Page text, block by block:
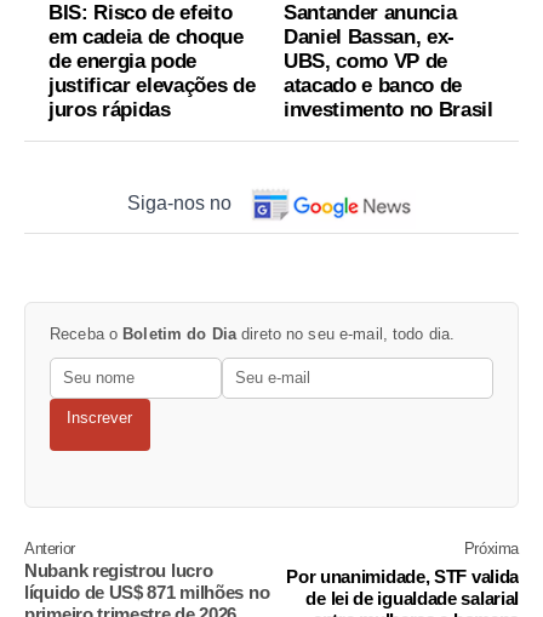
BIS: Risco de efeito
em cadeia de choque
de energia pode
justificar elevações de
juros rápidas
Santander anuncia
Daniel Bassan, ex-
UBS, como VP de
atacado e banco de
investimento no Brasil
Siga-nos no
Receba o Boletim do Diadireto no seu e-mail, todo dia.
Inscrever
Anterior
Nubank registrou lucro
líquido de US$ 871 milhões no
Próxima
Por unanimidade, STF valida
de lei de igualdade salarial